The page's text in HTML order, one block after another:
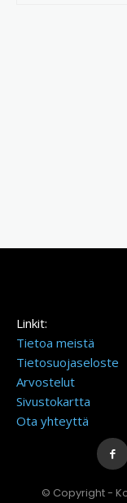
Linkit:
Tietoa meistä
Tietosuojaseloste
Arvostelut
Sivustokartta
Ota yhteyttä
© Copyright -